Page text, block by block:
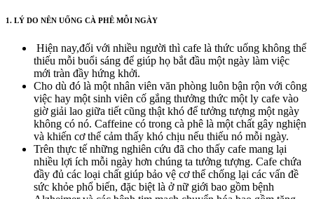
1. LÝ DO NÊN UỐNG CÀ PHÊ MỖI NGÀY
Hiện nay,đối với nhiều người thì cafe là thức uống không thể
thiếu mỗi buổi sáng để giúp họ bắt đầu một ngày làm việc
mới tràn đầy hứng khởi.
Cho dù đó là một nhân viên văn phòng luôn bận rộn với công
việc hay một sinh viên cố gắng thưởng thức một ly cafe vào
giờ giải lao giữa tiết cũng thật khó để tưởng tượng một ngày
không có nó. Caffeine có trong cà phê là một chất gây nghiện
và khiến cơ thể cảm thấy khó chịu nếu thiếu nó mỗi ngày.
Trên thực tế những nghiên cứu đã cho thấy cafe mang lại
nhiều lợi ích mỗi ngày hơn chúng ta tưởng tượng. Cafe chứa
đầy đủ các loại chất giúp bảo vệ cơ thể chống lại các vấn đề
sức khỏe phổ biến, đặc biệt là ở nữ giới bao gồm bệnh